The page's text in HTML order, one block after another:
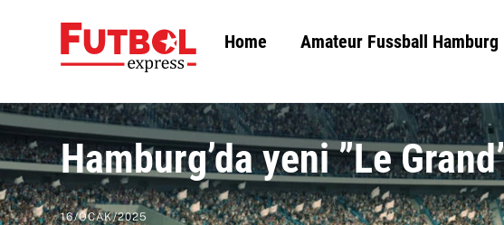
content
Home Amateur Fussball Hamburg
Hamburg’da yeni ”Le
16/OCAK/2025